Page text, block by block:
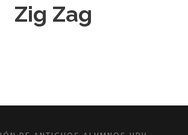
Zig Zag